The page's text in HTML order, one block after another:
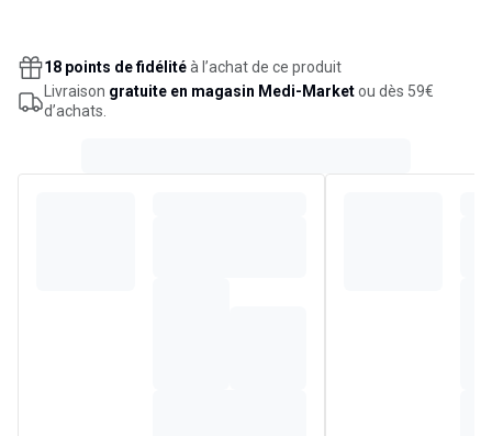
insensible en eau. Elle apaise rapidement les signes de
sécheresse, comme les squames et démangeaisons, et
laisse la peau plus douce, souple et confortable jusqu’à 48
heures.
18 points de fidélitéà l’achat de ce produit
Livraison gratuite en magasin Medi-Marketou dès 59€
d’achats.